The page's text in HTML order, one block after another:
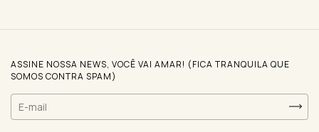
ASSINE NOSSA NEWS, VOCÊ VAI AMAR! (FICA TRANQUILA QUE
SOMOS CONTRA SPAM)